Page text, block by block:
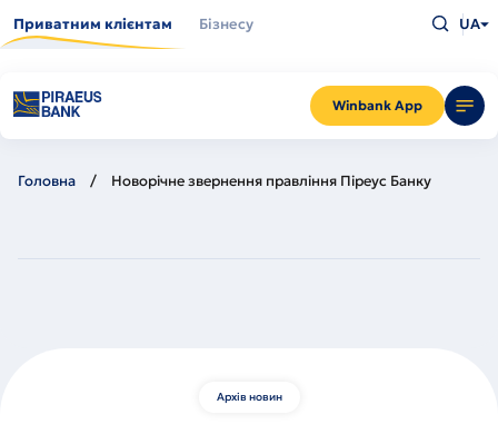
до
основного
Приватним клієнтам Бізнесу
Winbank App
що
Enter
UA
Головна Новорічне звернення правління Піреус Банку
Архів новин